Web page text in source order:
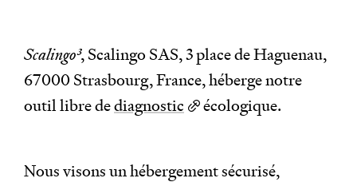
Scalingo3, Scalingo SAS, 3 place de Haguenau,
67000 Strasbourg, France, héberge notre
outil libre dediagnostic écologique.
Nous visons un hébergement sécurisé,